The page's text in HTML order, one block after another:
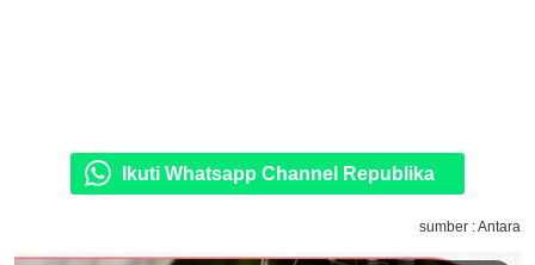
Ikuti Whatsapp Channel Republika
sumber : Antara